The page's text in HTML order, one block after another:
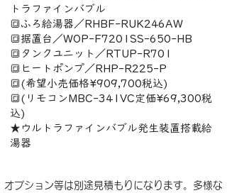
トラファインバブル
🔳ふろ給湯器／RHBF-RUK246AW
🔳据置台／WOP-F7201SS-650-HB
🔳タンクユニット／RTUP-R701
🔳ヒートポンプ／RHP-R225-P
🔳(希望小売価格¥909,700税込)
🔳(リモコンMBC-341VC定価¥69,300税
込)
★ウルトラファインバブル発生装置搭載給
湯器
オプション等は別途見積もりになります。多様な